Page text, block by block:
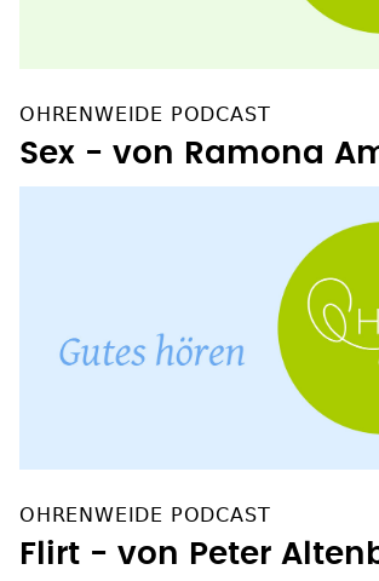
OHRENWEIDE PODCAST
Sex - von Ramona
OHRENWEIDE PODCAST
Flirt - von Peter